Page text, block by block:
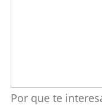
Por que te